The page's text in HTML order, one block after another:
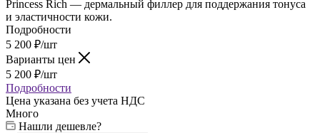
Princess Rich — дермальный филлер для поддержания тонуса
и эластичности кожи.
Подробности
5 200 ₽/шт
Варианты цен
5 200 ₽/шт
Подробности
Цена указана без учета НДС
Много
Нашли дешевле?